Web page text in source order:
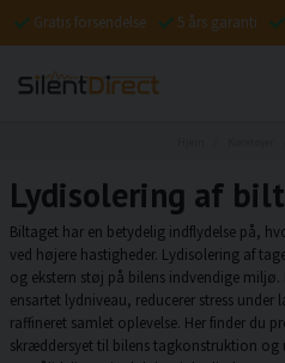
Gratis forsendelse 5 års garanti
Lydisolering af
Biltaget har en betydelig indflydelse på,
ved højere hastigheder. Lydisolering af
og ekstern støj på bilens indvendige
ensartet lydniveau, reducerer stress
raffineret samlet oplevelse. Her finder du
skræddersyet til bilens tagkonstruktion og